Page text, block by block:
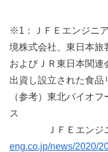
※1：ＪＦＥエンジニ
境株式会社、東日本旅
およびＪＲ東日本関連
出資し設立された食品
（参考）東北バイオ
ス
ＪＦＥエンジニ
eng.co.jp/news/2020/